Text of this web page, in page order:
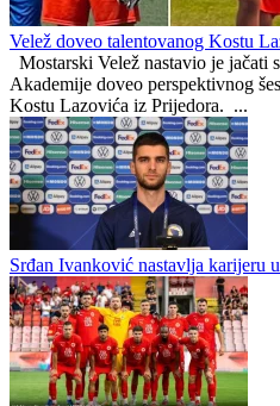
Poznati termini revanša: Borac,
prolaz u Evropi
Hercegovačko-neretvanski kanton
0 0
Velež doveo talentovanog Kostu
Mostarski Velež nastavio je jačati